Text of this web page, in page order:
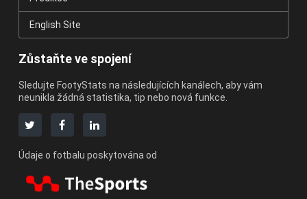
English Site
Zůstaňte ve spojení
Sledujte FootyStats na následujících kanálech, aby vám
neunikla žádná statistika, tip nebo nová funkce.
Údaje o fotbalu poskytována od